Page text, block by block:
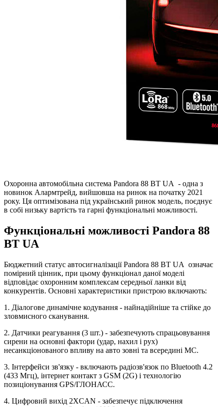
Охоронна автомобільна система Pandora 88 BT UA - одна з
новинок Алармтрейд, вийшовша на ринок на початку 2021
року. Ця оптимізована під український ринок модель, поєднує
в собі низьку вартість та гарні функціональні можливості.
Функціональні можливості Pandora 88
BT UA
Бюджетний статус автосигналізації Pandora 88 BT UA означає
помірний цінник, при цьому функціонал даної моделі
відповідає охоронним комплексам середньої ланки від
конкурентів. Основні характеристики пристрою включають:
1. Діалогове динамічне кодування - найнадійніше та стійке до
зловмисного сканування.
2. Датчики реагування (3 шт.) - забезпечують спрацьовування
сирени на основні фактори (удар, нахил і рух)
несанкціонованого впливу на авто зовні та всередині МС.
3. Інтерфейси зв'язку - включають радіозв'язок по Bluetooth 4.2
(433 Мгц), інтернет контакт з GSM (2G) і технологію
позиціонування GPS/ГЛОНАСС.
4. Цифровий вихід 2ХCAN - забезпечує підключення